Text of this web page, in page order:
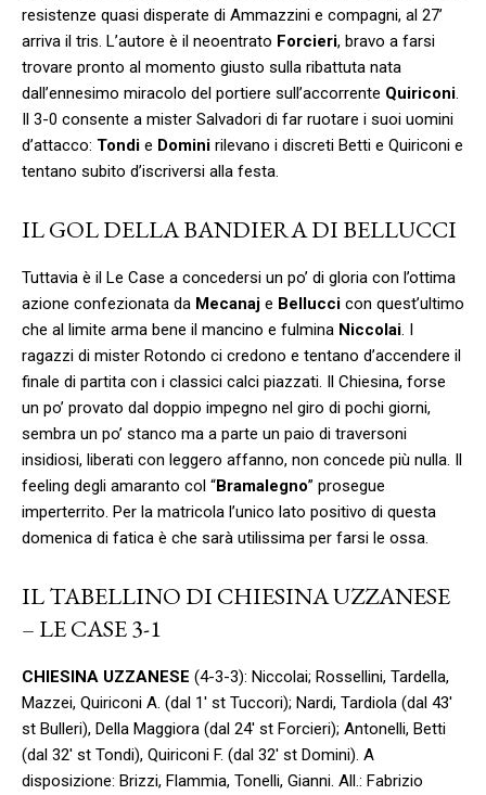
resistenze quasi disperate di Ammazzini e compagni, al 27’
arriva il tris. L’autore è il neoentrato Forcieri, bravo a farsi
trovare pronto al momento giusto sulla ribattuta nata
dall’ennesimo miracolo del portiere sull’accorrente Quiriconi.
Il 3-0 consente a mister Salvadori di far ruotare i suoi uomini
d’attacco: Tondi e Domini rilevano i discreti Betti e Quiriconi e
tentano subito d’iscriversi alla festa.
IL GOL DELLA BANDIERA DI BELLUCCI
Tuttavia è il Le Case a concedersi un po’ di gloria con l’ottima
azione confezionata da Mecanaj e Bellucci con quest’ultimo
che al limite arma bene il mancino e fulmina Niccolai. I
ragazzi di mister Rotondo ci credono e tentano d’accendere il
finale di partita con i classici calci piazzati. Il Chiesina, forse
un po’ provato dal doppio impegno nel giro di pochi giorni,
sembra un po’ stanco ma a parte un paio di traversoni
insidiosi, liberati con leggero affanno, non concede più nulla. Il
feeling degli amaranto col “Bramalegno” prosegue
imperterrito. Per la matricola l’unico lato positivo di questa
domenica di fatica è che sarà utilissima per farsi le ossa.
IL TABELLINO DI CHIESINA UZZANESE
– LE CASE 3-1
CHIESINA UZZANESE (4-3-3): Niccolai; Rossellini, Tardella,
Mazzei, Quiriconi A. (dal 1′ st Tuccori); Nardi, Tardiola (dal 43′
st Bulleri), Della Maggiora (dal 24′ st Forcieri); Antonelli, Betti
(dal 32′ st Tondi), Quiriconi F. (dal 32′ st Domini). A
disposizione: Brizzi, Flammia, Tonelli, Gianni. All.: Fabrizio